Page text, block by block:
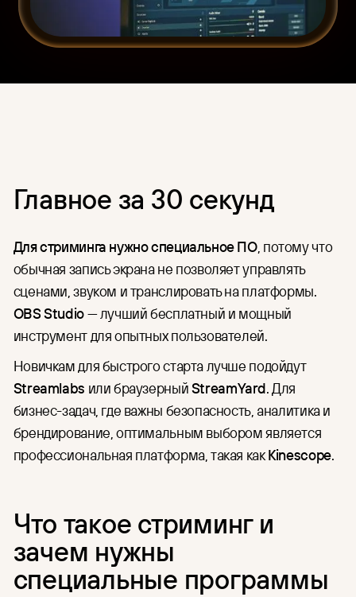
Единый интерфейс для загрузки,
организации контента и
управления правами доступа.
Готовая глобальная сеть
мероприятий в Москве и по
всей России: съёмка,
Для индустрии
Медицина
Главное за 30 секунд
Для стриминга нужно специальное ПО, потому что
обычная запись экрана не позволяет управлять
сценами, звуком и транслировать на платформы.
OBS Studio— лучший бесплатный и мощный
инструмент для опытных пользователей.
Новичкам для быстрого старта лучше подойдут
Streamlabs или браузерныйStreamYard. Для
бизнес-задач, где важны безопасность, аналитика и
брендирование, оптимальным выбором является
профессиональная платформа, такая какKinescope.
Что такое стриминг и
зачем нужны
специальные программы